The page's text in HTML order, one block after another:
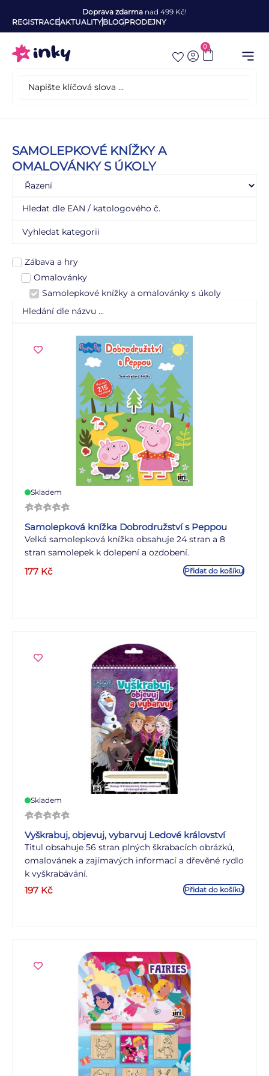
Doprava zdarma nad 499 Kč!
REGISTRACEAKTUALITYBLOGPRODEJNY
0
SAMOLEPKOVÉ KNÍŽKY A
OMALOVÁNKY S ÚKOLY
Zábava a hry
Omalovánky
Samolepkové knížky a omalovánky s úkoly
Skladem
Samolepková knížka Dobrodružství s Peppou
Velká samolepková knížka obsahuje 24 stran a 8
stran samolepek k dolepení a ozdobení.
177 Kč Přidat do košíku
Skladem
Vyškrabuj, objevuj, vybarvuj Ledové království
Titul obsahuje 56 stran plných škrabacích obrázků,
omalovánek a zajímavých informací a dřevěné rydlo
k vyškrabávání.
197 Kč Přidat do košíku